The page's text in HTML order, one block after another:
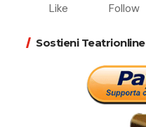
Like Follow
Sostieni Teatrionline